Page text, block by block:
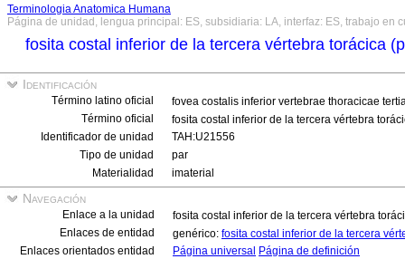
Terminologia Anatomica Humana
Página de unidad, lengua principal: ES, subsidiaria: LA, interfaz: ES, trabajo en
fosita costal inferior de la tercera vértebra torácica
Identificación
Término latino oficial
fovea costalis inferior vertebrae thoracicae
Término oficial
fosita costal inferior de la tercera vértebra
Identificador de unidad
TAH:U21556
Tipo de unidad
par
Materialidad
imaterial
Navegación
Enlace a la unidad
fosita costal inferior de la tercera vértebra
Enlaces de entidad
genérico: fosita costal inferior de la tercera
Enlaces orientados entidad
Página universal Página de definición